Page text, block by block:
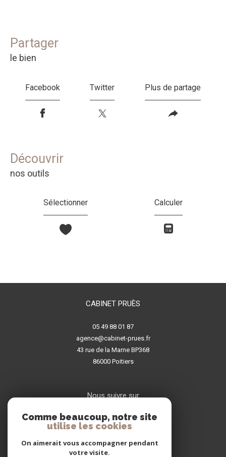
partager
le bien
Facebook Twitter Plus de partage
découvrir
nos outils
Sélectionner Calculer
CABINET PRUÈS
05 49 88 01 87
agence@cabinet-prues.fr
43 rue de la Marne BP368
86000
poitiers
Nous suivre sur
Comme beaucoup, notre site
utilise les cookies
On aimerait vous accompagner pendant
votre visite.